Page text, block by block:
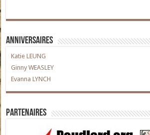
Anniversaires
Katie LEUNG
Ginny WEASLEY
Evanna LYNCH
Partenaires